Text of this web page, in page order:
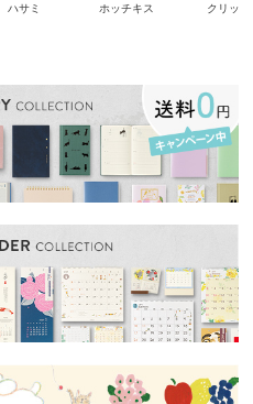
ハサミ ホッチキス クリップ